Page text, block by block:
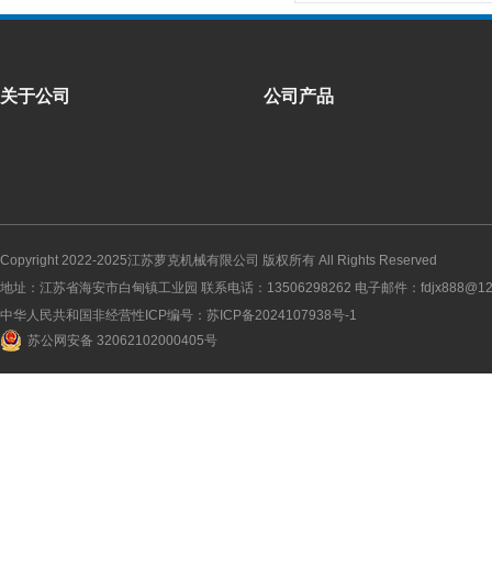
关于公司 公司产品
Copyright 2022-2025江苏萝克机械有限公司 版权所有 All Rights Reserved
地址：江苏省海安市白甸镇工业园 联系电话：13506298262 电子邮件：
中华人民共和国非经营性ICP编号： 苏ICP备2024107938号-1
苏公网安备 32062102000405号